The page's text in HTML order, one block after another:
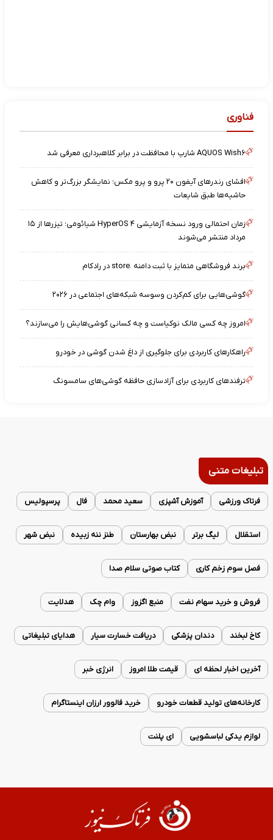
فناوری
AQUOS Wish۶ شارپ با محافظت در برابر کلاهبرداری معرفی شد
افشای رندرهای آیفون ۲۰ پرو و پرو مکس؛ نمایشگر بزرگ‌تر و کاهش
حاشیه‌ها طبق شایعات
زمان احتمالی ورود نسخه آزمایشی HyperOS ۴ شیائومی؛ تیزرها از ۱۵
مرداد منتشر می‌شوند
برند فروشگاهی متمایز با ثبت دامنه .store در رادکام
گوشی‌هایی برای کم‌کردن وسوسه شبکه‌های اجتماعی در ۲۰۲۶
امروز چه کسی مالک نوکیاست و چه کسانی گوشی‌هایش را می‌سازند؟
راهکارهای کاربردی برای جلوگیری از داغ شدن گوشی در خودرو
ترفندهای کاربردی برای آزادسازی حافظه گوشی‌های سامسونگ
تبلیغات متنی
فرتاک ورزشی آموزش آشپزی سعید محمد فال پرسپولیس
استقلال لیگ برتر نبض بهارستان طنز ننه زبیده نبض شهر
فصل سوم زخم کاری کتاب صوتی سلام صدا
فروش و خرید سهام نفت منبع اگزوز وام چک هدلایت
کاخ لبخند دندان پزشکی دریافت خسارت سیار هدایای تبلیغاتی
آخرین اخبار لحظه ای قیمت طلا امروز انرژی خبر
کارخانه‌های تولید قطعات خودرو خرید فالوور ارزان اینستاگرام
لوازم یدکی لباسشویی ای پلنت